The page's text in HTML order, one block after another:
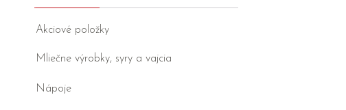
Akciové položky
Mliečne výrobky, syry a vajcia
Nápoje